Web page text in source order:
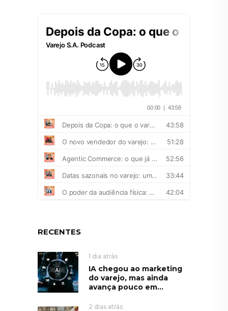
RECENTES
1 dia atrás
IA chegou ao marketing
do varejo, mas ainda
avança pouco em...
2 dias atrás